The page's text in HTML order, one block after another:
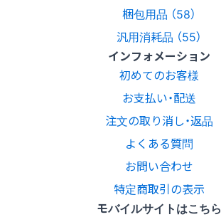
梱包用品 （58）
汎用消耗品 （55）
インフォメーション
初めてのお客様
お支払い・配送
注文の取り消し・返品
よくある質問
お問い合わせ
特定商取引の表示
モバイルサイトはこちら